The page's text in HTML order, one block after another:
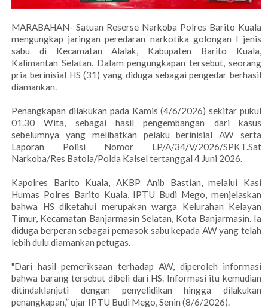
MARABAHAN- Satuan Reserse Narkoba Polres Barito Kuala
mengungkap jaringan peredaran narkotika golongan I jenis
sabu di Kecamatan Alalak, Kabupaten Barito Kuala,
Kalimantan Selatan. Dalam pengungkapan tersebut, seorang
pria berinisial HS (31) yang diduga sebagai pengedar berhasil
diamankan.
Penangkapan dilakukan pada Kamis (4/6/2026) sekitar pukul
01.30 Wita, sebagai hasil pengembangan dari kasus
sebelumnya yang melibatkan pelaku berinisial AW serta
Laporan Polisi Nomor LP/A/34/V/2026/SPKT.Sat
Narkoba/Res Batola/Polda Kalsel tertanggal 4 Juni 2026.
Kapolres Barito Kuala, AKBP Anib Bastian, melalui Kasi
Humas Polres Barito Kuala, IPTU Budi Mego, menjelaskan
bahwa HS diketahui merupakan warga Kelurahan Kelayan
Timur, Kecamatan Banjarmasin Selatan, Kota Banjarmasin. Ia
diduga berperan sebagai pemasok sabu kepada AW yang telah
lebih dulu diamankan petugas.
"Dari hasil pemeriksaan terhadap AW, diperoleh informasi
bahwa barang tersebut dibeli dari HS. Informasi itu kemudian
ditindaklanjuti dengan penyelidikan hingga dilakukan
penangkapan,” ujar IPTU Budi Mego, Senin (8/6/2026).